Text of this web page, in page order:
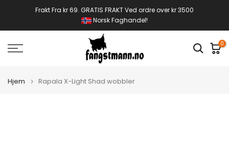
Frakt Fra kr 69. GRATIS FRAKT Ved ordre over kr 3500
Norsk Faghandel!
0
Hjem Rapala X-Light Shad wobbler